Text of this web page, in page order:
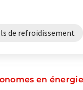
de refroidissement
en